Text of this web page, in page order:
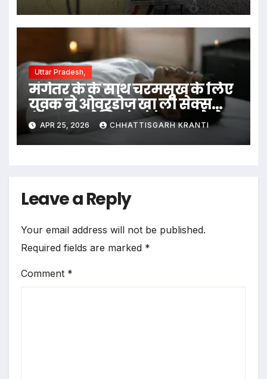
Uttar Pradesh,
मंगेतर के के साथ चरमसुख के लिए
युवक ने ओवरडोज खा ली सेक्स
पॉवर की गोलियां, संबंध बनाने से
पहले ही थम गई सांसें, हालत देखकर
दंग रह गई पुलिस
APR 25, 2026 CHHATTISGARH KRANTI
Leave a Reply
Your email address will not be published.
Required fields are marked *
Comment *